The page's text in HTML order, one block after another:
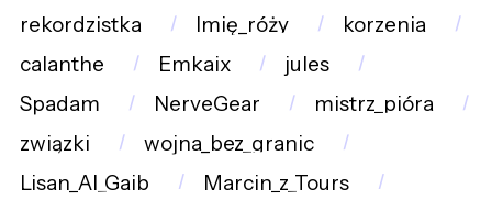
rekordzistka
Imię_róży
korzenia
calanthe
Emkaix
jules
Spadam
NerveGear
mistrz_pióra
związki
wojna_bez_granic
Lisan_Al_Gaib
Marcin_z_Tours